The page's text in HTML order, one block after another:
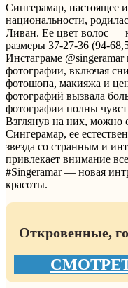
Сингерамар, настоящее
национальности,
Ливан. Ее цвет волос —
размеры 37-27-36 (94-
Инстаграме
фотографии, включая
фотошопа, макияжа и
фотографий вызвала
фотографии полны
Взглянув на них, можно
Сингерамар, ее
звезда со странным и
привлекает внимание
#Singeramar — новая
красоты.
Откровенные,